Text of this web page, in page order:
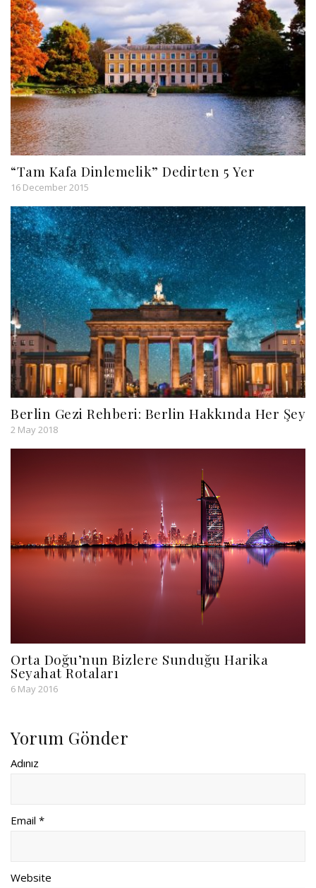
“Tam Kafa Dinlemelik” Dedirten 5 Yer
16 December 2015
Berlin Gezi Rehberi: Berlin Hakkında Her Şey
2 May 2018
Orta Doğu’nun Bizlere Sunduğu Harika
Seyahat Rotaları
6 May 2016
Yorum Gönder
Adınız
Email *
Website